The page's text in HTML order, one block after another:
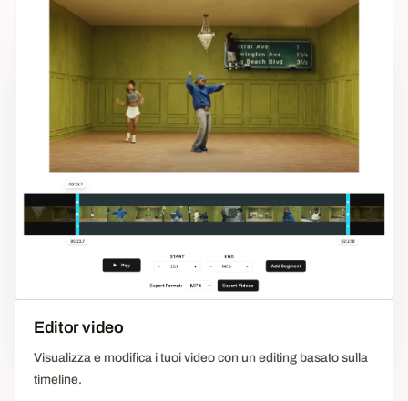
Editor video
Visualizza e modifica i tuoi video con un editing basato sulla
timeline.